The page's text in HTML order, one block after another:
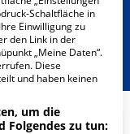
Schaltfläche in
Einwilligung zu
den Link in der
„Meine Daten“.
Diese
und haben keinen
um die
Folgendes zu tun: